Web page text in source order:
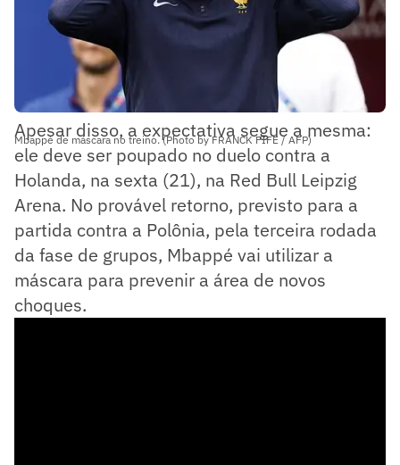
Mbappé de máscara no treino. (Photo by FRANCK FIFE / AFP)
Apesar disso, a expectativa segue a mesma:
ele deve ser poupado no duelo contra a
Holanda, na sexta (21), na Red Bull Leipzig
Arena. No provável retorno, previsto para a
partida contra a Polônia, pela terceira rodada
da fase de grupos, Mbappé vai utilizar a
máscara para prevenir a área de novos
choques.